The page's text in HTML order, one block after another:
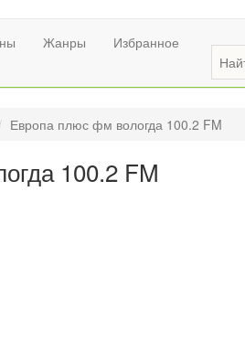
Жанры Избранное
Европа плюс фм вологда 100.2 FM
100.2 FM